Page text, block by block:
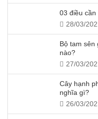
03 điều cần
28/03/
Bộ tam
nào?
27/03/
Cây hạnh
nghĩa gì?
26/03/